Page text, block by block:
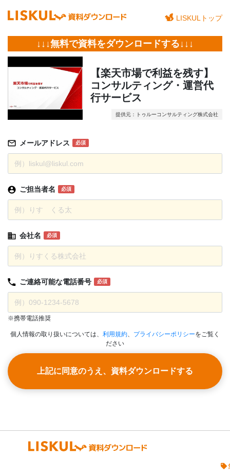
LISKULトップ
↓↓↓無料で資料をダウンロードする↓↓↓
【楽天市場で利益を残す】
コンサルティング・運営代
行サービス
提供元：トゥルーコンサルティング株式会社
メールアドレス 必須
ご担当者名 必須
会社名 必須
ご連絡可能な電話番号 必須
※携帯電話推奨
個人情報の取り扱いについては、 利用規約、 プライバシーポリシーをご覧く
ださい
上記に同意のうえ、資料ダウンロードする